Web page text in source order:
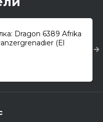
Dragon 6389 Afrika
(El